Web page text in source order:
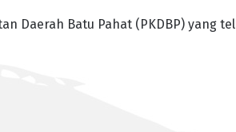
Daerah Batu Pahat (PKDBP) yang